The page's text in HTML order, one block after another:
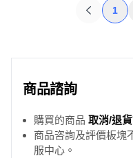
1
商品諮詢
購買的商品 取消/退
商品咨詢及評價板塊
服中心。